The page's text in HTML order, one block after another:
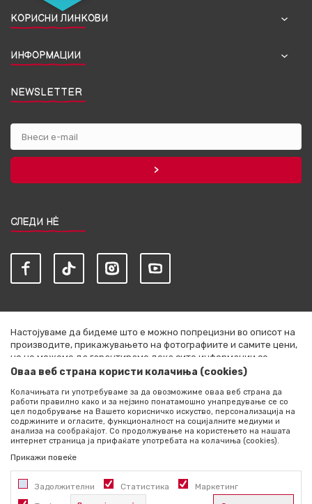
КОРИСНИ ЛИНКОВИ
ИНФОРМАЦИИ
NEWSLETTER
СЛЕДИ НЀ
Настојуваме да бидеме што е можно попрецизни во описот на
производите, прикажувањето на фотографиите и самите цени,
но не можеме да гарантираме дека сите информации се
комплетни и без грешки. Сите артикли прикажани на сајтот се
секој момент. Расположливоста на производите можете да ја
проверите со повик на +389 76 444 490
©2026 literatura.mk, Изработено одNB SOFT. Сите права
задржани.
Оваа веб страна користи колачиња (cookies)
Колачињата ги употребуваме за да овозможиме оваа веб страна да
работи правилно како и за нејзино понатамошно унапредување се со
цел подобрување на Вашето корисничко искуство, персонализација на
содржините и огласите, функционалност на социјалните медиуми и
анализа на сообраќајот. Со продолжување на користењето на нашата
интернет страница ја прифаќате употребата на колачиња (cookies).
Прикажи повеќе
Задолжителни Статистика Маркетинг